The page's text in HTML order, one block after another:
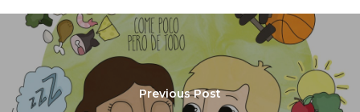
Previous Post